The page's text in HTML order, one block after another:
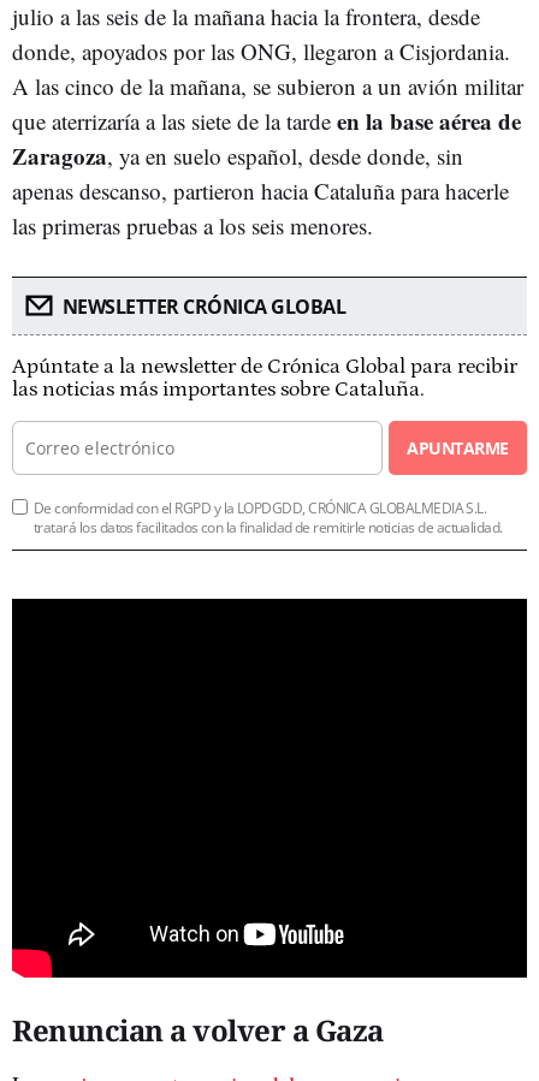
julio a las seis de la mañana hacia la frontera, desde
donde, apoyados por las ONG, llegaron a Cisjordania.
A las cinco de la mañana, se subieron a un avión militar
que aterrizaría a las siete de la tarde en la base aérea de
Zaragoza, ya en suelo español, desde donde, sin
apenas descanso, partieron hacia Cataluña para hacerle
las primeras pruebas a los seis menores.
NEWSLETTER CRÓNICA GLOBAL
Apúntate a la newsletter de Crónica Global para recibir
las noticias más importantes sobre Cataluña.
APUNTARME
De conformidad con el RGPD y la LOPDGDD, CRÓNICA GLOBALMEDIA S.L.
tratará los datos facilitados con la finalidad de remitirle noticias de actualidad.
Renuncian a volver a Gaza